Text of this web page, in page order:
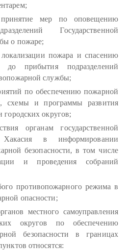
мер по оповещению
Государственной
о пожаре;
пожара и спасению
прибытия подразделений
службы;
по обеспечению пожарной
схемы и программы развития
городских округов;
органам государственной
в информировании
безопасности, в том числе
и проведения собраний
противопожарного режима в
опасности;
местного самоуправления
округов по обеспечению
безопасности в границах
относятся: